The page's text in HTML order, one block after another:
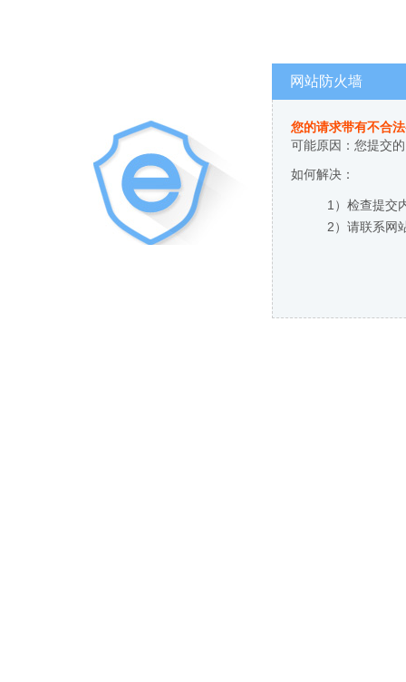
网站防火墙
您的请求带有不合
可能原因：您提交
如何解决：
1）检查提交
2）请联系网